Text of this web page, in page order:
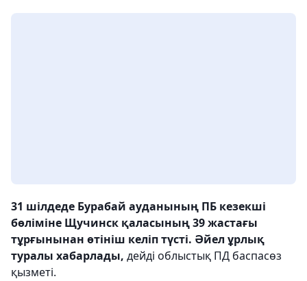
31 шілдеде Бурабай ауданының ПБ кезекші
бөліміне Щучинск қаласының 39 жастағы
тұрғынынан өтініш келіп түсті. Әйел ұрлық
туралы хабарлады, дейді облыстық ПД баспасөз
қызметі.